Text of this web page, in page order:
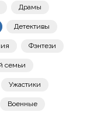
Драмы
Детективы
Фэнтези
семьи
Ужастики
Военные